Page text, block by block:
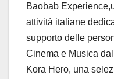
Baobab Experience,
attività italiane
supporto delle
Cinema e Musica
Kora Hero, una